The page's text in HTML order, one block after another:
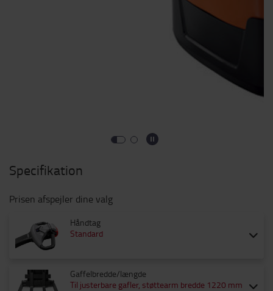
Specifikation
Prisen afspejler dine valg
Håndtag
Standard
Gaffelbredde/længde
Til justerbare gafler, støttearm bredde 1220 mm